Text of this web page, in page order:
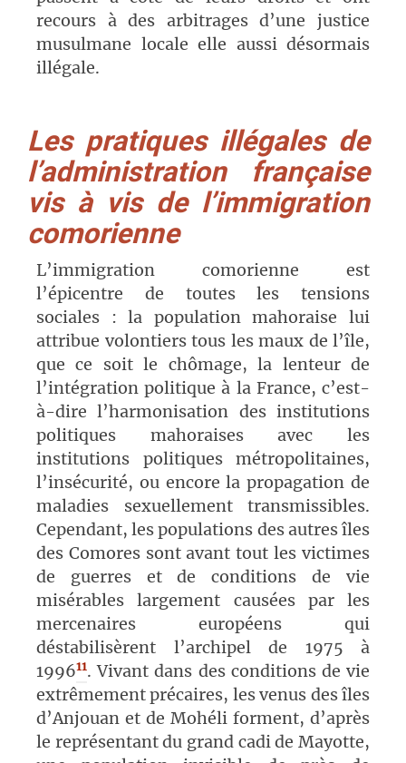
recours à des arbitrages d’une justice
musulmane locale elle aussi désormais
illégale.
Les pratiques illégales de
l’administration française
vis à vis de l’immigration
comorienne
L’immigration comorienne est
l’épicentre de toutes les tensions
sociales : la population mahoraise lui
attribue volontiers tous les maux de l’île,
que ce soit le chômage, la lenteur de
l’intégration politique à la France, c’est-
à-dire l’harmonisation des institutions
politiques mahoraises avec les
institutions politiques métropolitaines,
l’insécurité, ou encore la propagation de
maladies sexuellement transmissibles.
Cependant, les populations des autres îles
des Comores sont avant tout les victimes
de guerres et de conditions de vie
misérables largement causées par les
mercenaires européens qui
déstabilisèrent l’archipel de 1975 à
199611. Vivant dans des conditions de vie
extrêmement précaires, les venus des îles
d’Anjouan et de Mohéli forment, d’après
le représentant du grand cadi de Mayotte,